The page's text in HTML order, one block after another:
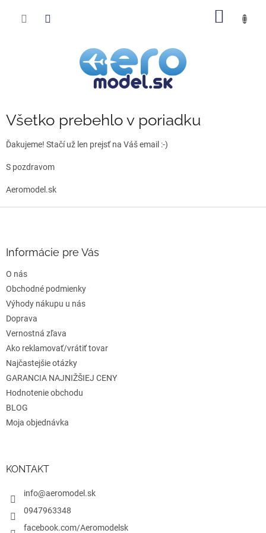
Všetko prebehlo v poriadku
Ďakujeme! Stačí už len prejsť na Váš email :-)
S pozdravom
Aeromodel.sk
e
Informácie pre Vás
O nás
Obchodné podmienky
Výhody nákupu u nás
Doprava
Vernostná zľava
Ako reklamovať/vrátiť tovar
Najčastejšie otázky
GARANCIA NAJNIŽŠIEJ CENY
Hodnotenie obchodu
BLOG
Moja objednávka
KONTAKT
info@aeromodel.sk
0947963348
facebook.com/Aeromodelsk